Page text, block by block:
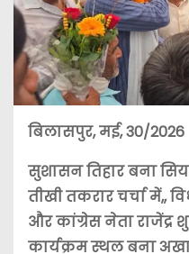
बिलासपुर, मई, 30/2026
सुशासन तिहार बना
तीखी तकरार चर्चा में,,
और कांग्रेस नेता
कार्यक्रम स्थल बना